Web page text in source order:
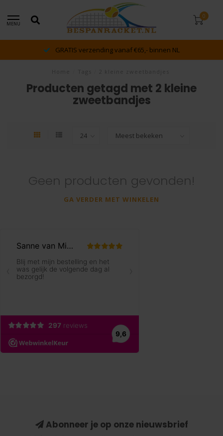
MENU
0
GRATIS verzending vanaf €65,- binnen NL
Producten getagd met 2 kleine
zweetbandjes
Geen producten gevonden!
GA VERDER MET WINKELEN
Abonneer je op onze nieuwsbrief